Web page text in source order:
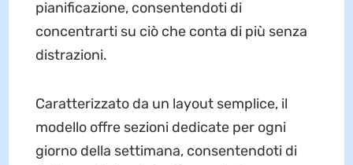
pianificazione, consentendoti di
concentrarti su ciò che conta di più senza
distrazioni.
Caratterizzato da un layout semplice, il
modello offre sezioni dedicate per ogni
giorno della settimana, consentendoti di